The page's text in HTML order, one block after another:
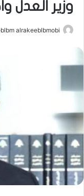
وزير العدل
alrakeeblbmobi